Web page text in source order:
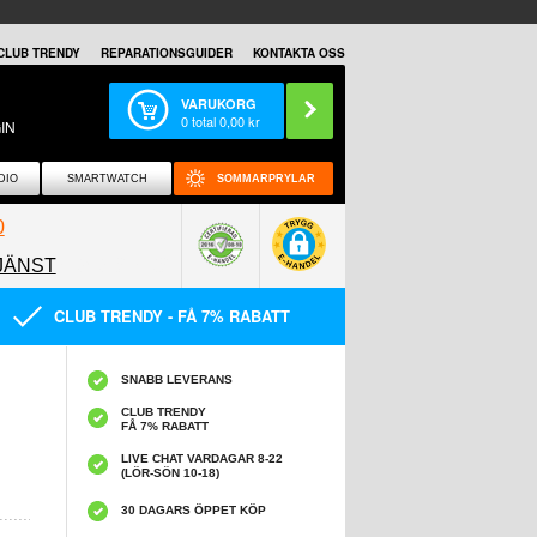
TRENDY REPARATIONSGUIDER KONTAKTA OSS
VARUKORG
0total0,00kr
SMARTWATCH SOMMARPRYLAR
CLUB TRENDY - FÅ 7% RABATT
SNABB LEVERANS
CLUB TRENDY
FÅ 7% RABATT
LIVE CHAT VARDAGAR 8-22
(LÖR-SÖN 10-18)
30 DAGARS ÖPPET KÖP